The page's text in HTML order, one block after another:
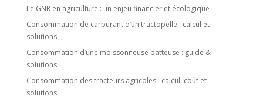
Le GNR en agriculture : un enjeu financier et écologique
Consommation de carburant d’un tractopelle : calcul et
solutions
Consommation d’une moissonneuse batteuse : guide &
solutions
Consommation des tracteurs agricoles : calcul, coût et
solutions